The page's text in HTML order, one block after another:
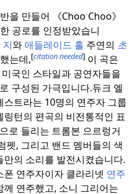
을 만들어 《Choo Choo》
공로를 인정받았습니
지와 애들레이드 홀 주연의 초
는데,[citation needed] 이 곡은
국인 스타일과 공연자들을
구성된 가극입니다.듀크 엘
트라는 10명의 연주자 그룹
턴의 편곡의 비전통적인 표
로 들리는 트롬본 으르렁거
펫, 그리고 밴드 멤버들의 색
의 소리를 발전시켰습니다.
연주자이자 클라리넷 연주
께 연주했고, 소니 그리어는